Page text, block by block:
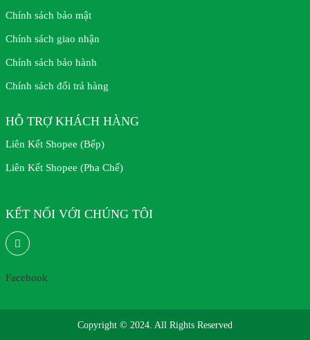
Chính sách bảo mật
Chính sách giao nhận
Chính sách bảo hành
Chính sách đổi trả hàng
HỖ TRỢ KHÁCH HÀNG
Liên Kết Shopee (Bếp)
Liên Kết Shopee (Pha Chế)
KẾT NỐI VỚI CHÚNG TÔI
Facebook
Copyright © 2024. All Rights Reserved